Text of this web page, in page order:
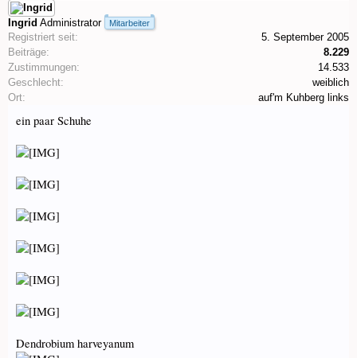
Ingrid Administrator Mitarbeiter
Registriert seit:
5. September 2005
Beiträge:
8.229
Zustimmungen:
14.533
Geschlecht:
weiblich
Ort:
auf'm Kuhberg links
ein paar Schuhe
Dendrobium harveyanum